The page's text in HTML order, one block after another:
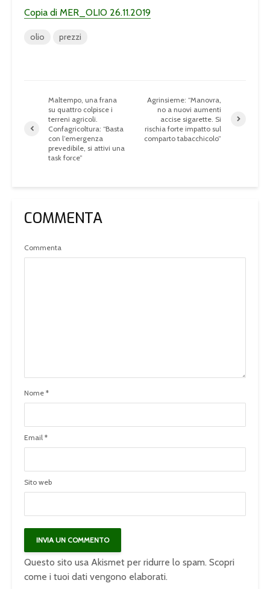
Copia di MER_OLIO 26.11.2019
olio prezzi
Maltempo, una frana
su quattro colpisce i
terreni agricoli.
Confagricoltura: “Basta
con l’emergenza
prevedibile, si attivi una
task force”
Agrinsieme: “Manovra,
no a nuovi aumenti
accise sigarette. Si
rischia forte impatto sul
comparto tabacchicolo”
COMMENTA
Commenta
Nome *
Email *
Sito web
Questo sito usa Akismet per ridurre lo spam. Scopri
come i tuoi dati vengono elaborati.